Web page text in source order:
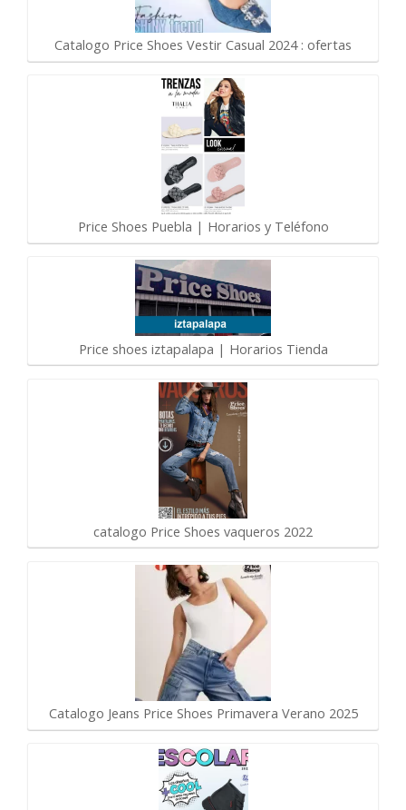
Catalogo Price Shoes Vestir Casual 2024 : ofertas
Price Shoes Puebla | Horarios y Teléfono
Price shoes iztapalapa | Horarios Tienda
catalogo Price Shoes vaqueros 2022
Catalogo Jeans Price Shoes Primavera Verano 2025